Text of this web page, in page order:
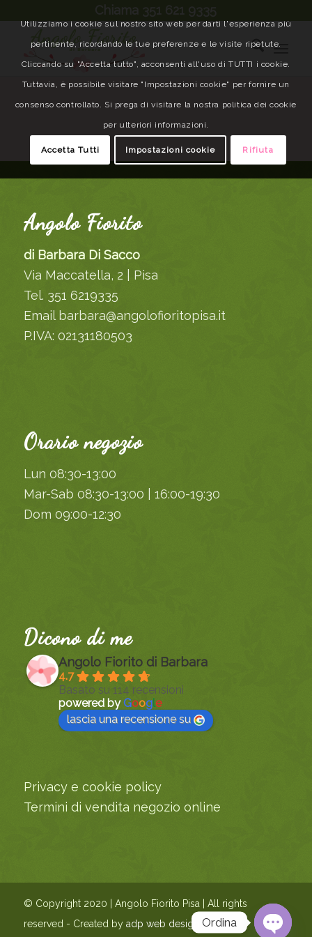
Chiama 351 621 9335
Angolo Fiorito
di Barbara Di Sacco
Via Maccatella, 2 | Pisa
Tel. 351 6219335
Email barbara@angolofioritopisa.it
P.IVA: 02131180503
Orario negozio
Lun 08:30-13:00
Mar-Sab 08:30-13:00 | 16:00-19:30
Dom 09:00-12:30
Dicono di me
Angolo Fiorito di Barbara
4.7
Basato su 114 recensioni
powered byGoogle
lascia una recensione su
Privacy e cookie policy
Termini di vendita negozio online
© Copyright 2020 | Angolo Fiorito Pisa | All rights
reserved - Created byadp web design
Utilizziamo i cookie sul nostro sito web per darti l'esperienza più
pertinente, ricordando le tue preferenze e le visite ripetute.
Cliccando su "Accetta tutto", acconsenti all'uso di TUTTI i cookie.
Tuttavia, è possibile visitare "Impostazioni cookie" per fornire un
consenso controllato. Si prega di visitare la nostra politica dei cookie
per ulteriori informazioni.
Accetta Tutti Impostazioni cookie Rifiuta
Ordina